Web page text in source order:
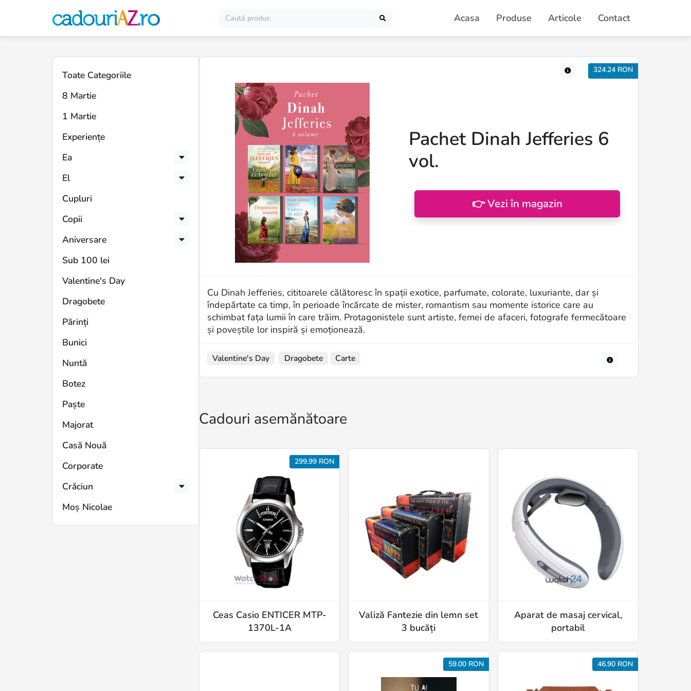
Acasa Produse Articole Contact
Toate Categoriile
8 Martie
1 Martie
Experiențe
Ea
El
Cupluri
Copii
Aniversare
Sub 100 lei
Valentine's Day
Dragobete
Părinți
Bunici
Nuntă
Botez
Paște
Majorat
Casă Nouă
Corporate
Crăciun
Moș Nicolae
324.24 RON
Pachet Dinah Jefferies 6
vol.
👉 Vezi în magazin
Cu Dinah Jefferies, cititoarele călătoresc în spații exotice, parfumate, colorate, luxuriante, dar și
îndepărtate ca timp, în perioade încărcate de mister, romantism sau momente istorice care au
schimbat fața lumii în care trăim. Protagonistele sunt artiste, femei de afaceri, fotografe fermecătoare
și poveștile lor inspiră și emoționează.
Valentine's Day Dragobete Carte
Cadouri asemănătoare
299.99 RON
Ceas Casio ENTICER MTP-
1370L-1A
Valiză Fantezie din lemn set
3 bucăți
Aparat de masaj cervical,
portabil
59.00 RON 46.90 RON